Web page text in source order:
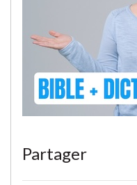
Partager